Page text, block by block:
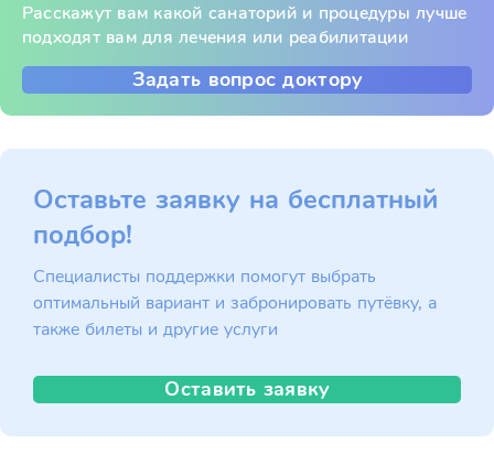
Расскажут вам какой санаторий и процедуры лучше
подходят вам для лечения или реабилитации
Задать вопрос доктору
Оставьте заявку на бесплатный
подбор!
Специалисты поддержки помогут выбрать
оптимальный вариант и забронировать путёвку, а
также билеты и другие услуги
Оставить заявку